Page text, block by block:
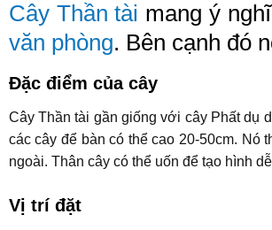
Cây Thần tài mang ý
văn phòng. Bên cạnh đó
Đặc điểm của cây
Cây Thần tài gần giống với cây Phất dụ
các cây để bàn có thể cao 20-50cm. Nó
ngoài. Thân cây có thể uốn để tạo hình
Vị trí đặt